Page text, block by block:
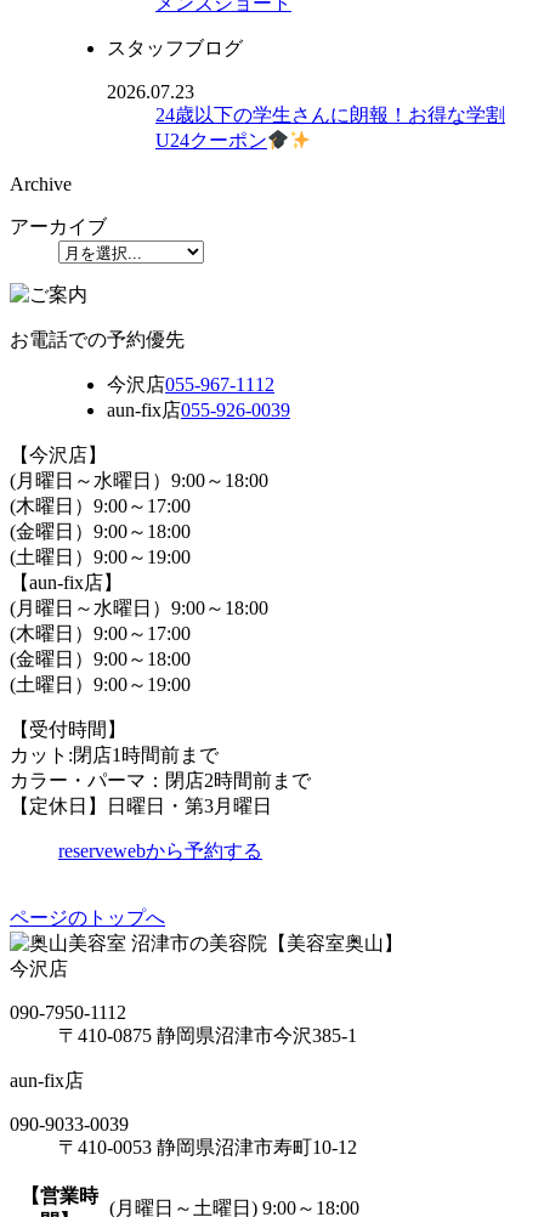
スタッフブログ
2026.07.23
24歳以下の学生さんに朗報！お得な学割
U24クーポン
Archive
アーカイブ
お電話での予約優先
今沢店055-967-1112
aun-fix店055-926-0039
【今沢店】
(月曜日～水曜日）9:00～18:00
(木曜日）9:00～17:00
(金曜日）9:00～18:00
(土曜日）9:00～19:00
【aun-fix店】
(月曜日～水曜日）9:00～18:00
(木曜日）9:00～17:00
(金曜日）9:00～18:00
(土曜日）9:00～19:00
【受付時間】
カット:閉店1時間前まで
カラー・パーマ：閉店2時間前まで
【定休日】日曜日・第3月曜日
reservewebから予約する
ページのトップへ
沼津市の美容院【美容室奥山】
今沢店
090-7950-1112
〒410-0875 静岡県沼津市今沢385-1
aun-fix店
090-9033-0039
〒410-0053 静岡県沼津市寿町10-12
【営業時
(月曜日～土曜日) 9:00～18:00